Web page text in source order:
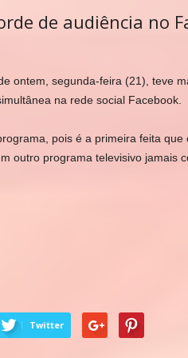
de audiência no
ontem, segunda-feira (21), teve
na rede social Facebook.
pois é a primeira feita que
outro programa televisivo jamais
Twitter